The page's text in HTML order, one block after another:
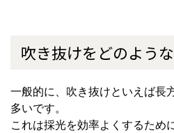
吹き抜けをどのよう
一般的に、吹き抜けといえば長
多いです。
これは採光を効率よくするため